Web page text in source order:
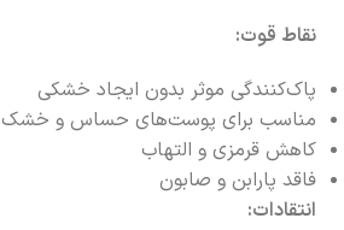
نقاط قوت:
پاک‌کنندگی موثر بدون ایجاد خشکی
مناسب برای پوست‌های حساس و خشک
کاهش قرمزی و التهاب
فاقد پارابن و صابون
انتقادات: